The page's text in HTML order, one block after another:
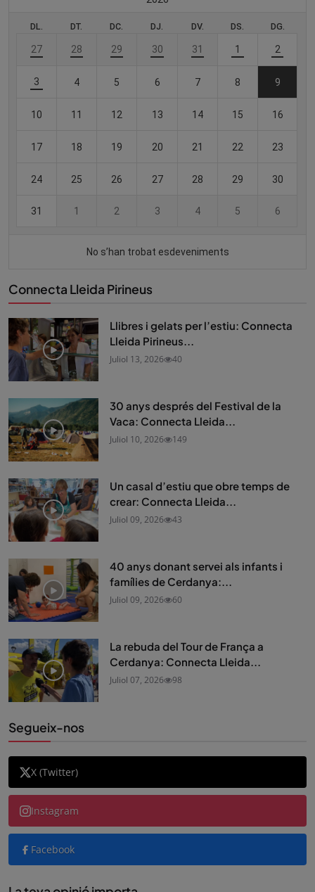
Connecta Lleida Pirineus
Llibres i gelats per l’estiu: Connecta
Lleida Pirineus...
Juliol 13, 2026 40
30 anys després del Festival de la
Vaca: Connecta Lleida...
Juliol 10, 2026 149
Un casal d’estiu que obre temps de
crear: Connecta Lleida...
Juliol 09, 2026 43
40 anys donant servei als infants i
famílies de Cerdanya:...
Juliol 09, 2026 60
La rebuda del Tour de França a
Cerdanya: Connecta Lleida...
Juliol 07, 2026 98
Segueix-nos
X (Twitter)
Instagram
Facebook